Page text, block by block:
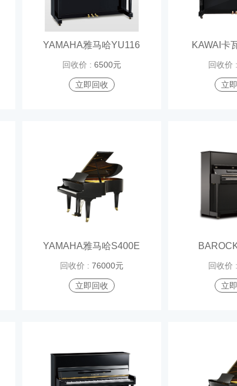
YAMAHA雅马哈YU116
回收价 : 6500元
立即回收
KAWAI卡
回收价 :
立
YAMAHA雅马哈S400E
回收价 : 76000元
立即回收
回收价 :
立